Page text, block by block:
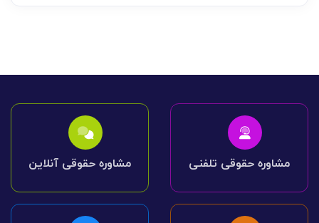
مشاوره حقوقی تلفنی مشاوره حقوقی آنلاین